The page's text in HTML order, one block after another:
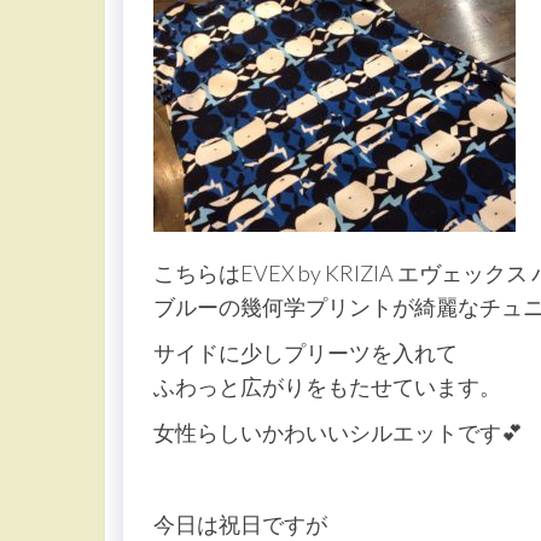
こちらはEVEX by KRIZIA エヴェックス
ブルーの幾何学プリントが綺麗なチュ
サイドに少しプリーツを入れて
ふわっと広がりをもたせています。
女性らしいかわいいシルエットです💕
今日は祝日ですが